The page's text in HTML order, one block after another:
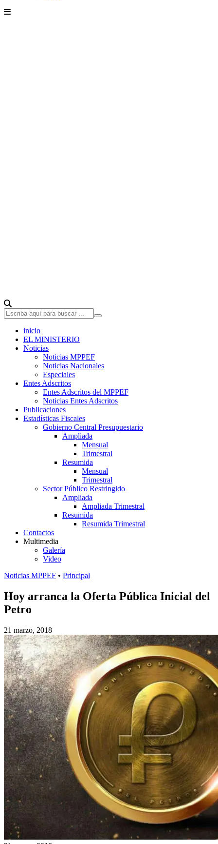
inicio
EL MINISTERIO
Noticias
Noticias MPPEF
Noticias Nacionales
Especiales
Entes Adscritos
Entes Adscritos del MPPEF
Noticias Entes Adscritos
Publicaciones
Estadísticas Fiscales
Gobierno Central Presupuestario
Ampliada
Mensual
Trimestral
Resumida
Mensual
Trimestral
Sector Público Restringido
Ampliada
Ampliada Trimestral
Resumida
Resumida Trimestral
Contactos
Multimedia
Galería
Video
Noticias MPPEF • Principal
Hoy arranca la Oferta Pública Inicial del
Petro
21 marzo, 2018